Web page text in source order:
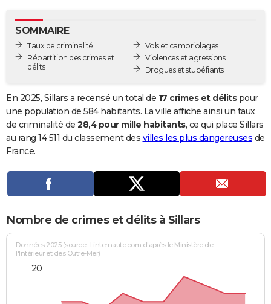
GUIDES D'ACHAT
BONS PLANS
Carte de Noël
Carte Bonne année
Carte Saint-Valentin
Carte Pâques
Carte d'anniversaire
DICTIONNAIRE
Dictionnaire
Biographies
Citations
Expressions
Proverbes
PROGRAMME TV
Se connecter
Entreprises
Service militaire
Avis de recherche
AVIS DE DÉCÈS
Bricolage
Lifestyle
Culture
Sport
Auto
Television
Voyage
Cinema
SOMMAIRE
Taux de criminalité
Répartition des crimes et
délits
Vols et cambriolages
Violences et agressions
Drogues et stupéfiants
En 2025, Sillars a recensé un total de 17 crimes et délitspour
une population de 584 habitants. La ville affiche ainsi un taux
de criminalité de 28,4 pour mille habitants, ce qui place Sillars
au rang 14 511 du classement des villes les plus dangereuses de
France.
Nombre de crimes et délits à Sillars
Données 2025 (source : Linternaute.com d'après le Ministère de
l'Intérieur et des Outre-Mer)
20